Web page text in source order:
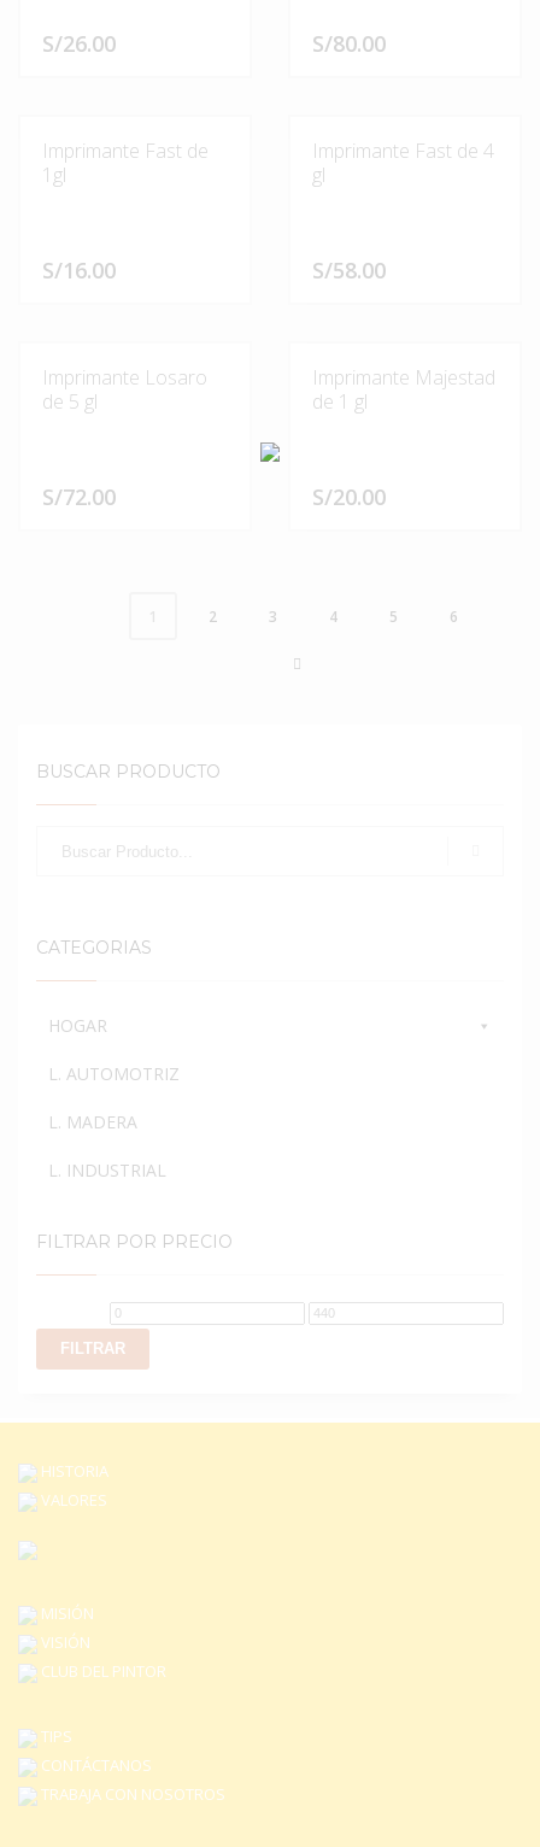
S/26.00 S/80.00
Imprimante Fast de
1gl
S/16.00
Imprimante Fast de 4
gl
S/58.00
Imprimante Losaro
de 5 gl
S/72.00
Imprimante Majestad
de 1 gl
S/20.00
1 2 3 4 5 6
BUSCAR PRODUCTO
CATEGORIAS
HOGAR
L. AUTOMOTRIZ
L. MADERA
L. INDUSTRIAL
FILTRAR POR PRECIO
Precio
mínimo
Precio
FILTRAR
HISTORIA
VALORES
MISIÓN
VISIÓN
CLUB DEL PINTOR
TIPS
CONTÁCTANOS
TRABAJA CON NOSOTROS